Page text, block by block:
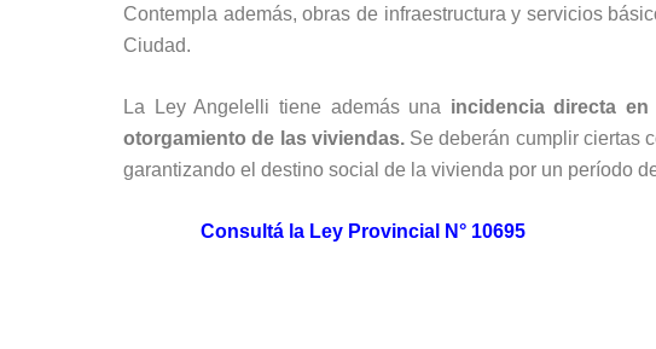
Contempla además, obras de infraestructura y servicios
Ciudad.
La Ley Angelelli tiene además una incidencia directa
otorgamiento de las viviendas. Se deberán cumplir ciertas
garantizando el destino social de la vivienda por un período
Consultá la Ley Provincial N° 10695